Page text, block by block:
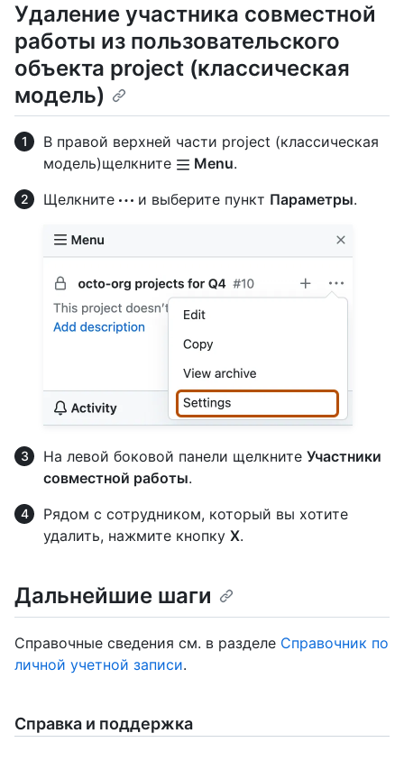
Удаление участника совместной
работы из пользовательского
объекта project (классическая
модель)
В правой верхней части project (классическая
модель)щелкните
Menu.
Щелкните
и выберите пункт Параметры.
На левой боковой панели щелкните Участники
совместной работы.
Рядом с сотрудником, который вы хотите
удалить, нажмите кнопку X.
Дальнейшие шаги
Справочные сведения см. в разделе Справочник по
личной учетной записи.
Справка и поддержка